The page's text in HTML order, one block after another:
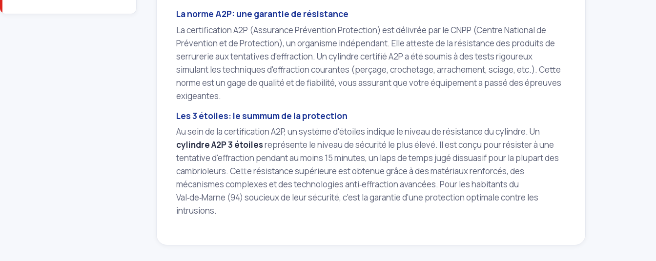
La norme A2P: une garantie de résistance
La certification A2P (Assurance Prévention Protection) est délivrée par le CNPP (Centre National de
Prévention et de Protection), un organisme indépendant. Elle atteste de la résistance des produits de
serrurerie aux tentatives d'effraction. Un cylindre certifié A2P a été soumis à des tests rigoureux
simulant les techniques d'effraction courantes (perçage, crochetage, arrachement, sciage, etc.). Cette
norme est un gage de qualité et de fiabilité, vous assurant que votre équipement a passé des épreuves
exigeantes.
Les 3 étoiles: le summum de la protection
Au sein de la certification A2P, un système d'étoiles indique le niveau de résistance du cylindre. Un
cylindre A2P 3 étoilesreprésente le niveau de sécurité le plus élevé. Il est conçu pour résister à une
tentative d'effraction pendant au moins 15 minutes, un laps de temps jugé dissuasif pour la plupart des
cambrioleurs. Cette résistance supérieure est obtenue grâce à des matériaux renforcés, des
mécanismes complexes et des technologies anti‑effraction avancées. Pour les habitants du
Val‑de‑Marne (94) soucieux de leur sécurité, c'est la garantie d'une protection optimale contre les
intrusions.